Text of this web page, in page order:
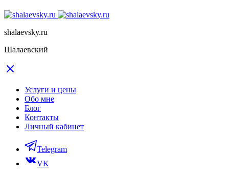
shalaevsky.ru
Шалаевский
Услуги и цены
Обо мне
Блог
Контакты
Личный кабинет
Telegram
VK